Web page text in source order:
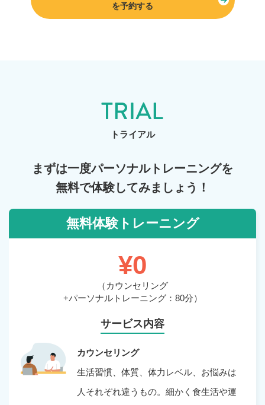
を予約する
トライアル
まずは一度パーソナルトレーニングを
無料で体験してみましょう！
無料体験トレーニング
¥0
（カウンセリング
+パーソナルトレーニング：80分）
サービス内容
カウンセリング
生活習慣、体質、体力レベル、お悩みは
人それぞれ違うもの。細かく食生活や運